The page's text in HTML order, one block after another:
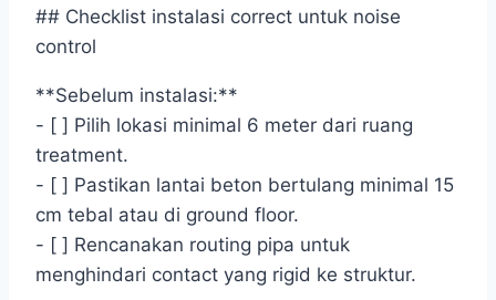
## Checklist instalasi correct untuk noise
control
**Sebelum instalasi:**
- [ ] Pilih lokasi minimal 6 meter dari ruang
treatment.
- [ ] Pastikan lantai beton bertulang minimal 15
cm tebal atau di ground floor.
- [ ] Rencanakan routing pipa untuk
menghindari contact yang rigid ke struktur.